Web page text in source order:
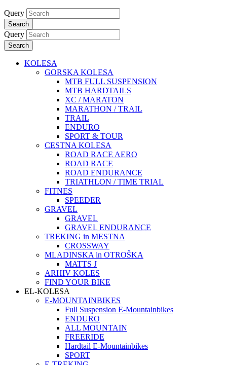
Query
Search
Query
Search
KOLESA
GORSKA KOLESA
MTB FULL SUSPENSION
MTB HARDTAILS
XC / MARATON
MARATHON / TRAIL
TRAIL
ENDURO
SPORT & TOUR
CESTNA KOLESA
ROAD RACE AERO
ROAD RACE
ROAD ENDURANCE
TRIATHLON / TIME TRIAL
FITNES
SPEEDER
GRAVEL
GRAVEL
GRAVEL ENDURANCE
TREKING in MESTNA
CROSSWAY
MLADINSKA in OTROŠKA
MATTS J
ARHIV KOLES
FIND YOUR BIKE
EL-KOLESA
E-MOUNTAINBIKES
Full Suspension E-Mountainbikes
ENDURO
ALL MOUNTAIN
FREERIDE
Hardtail E-Mountainbikes
SPORT